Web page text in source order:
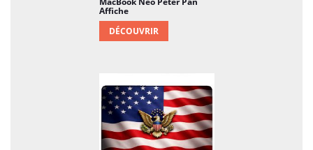
Affiche
DÉCOUVRIR